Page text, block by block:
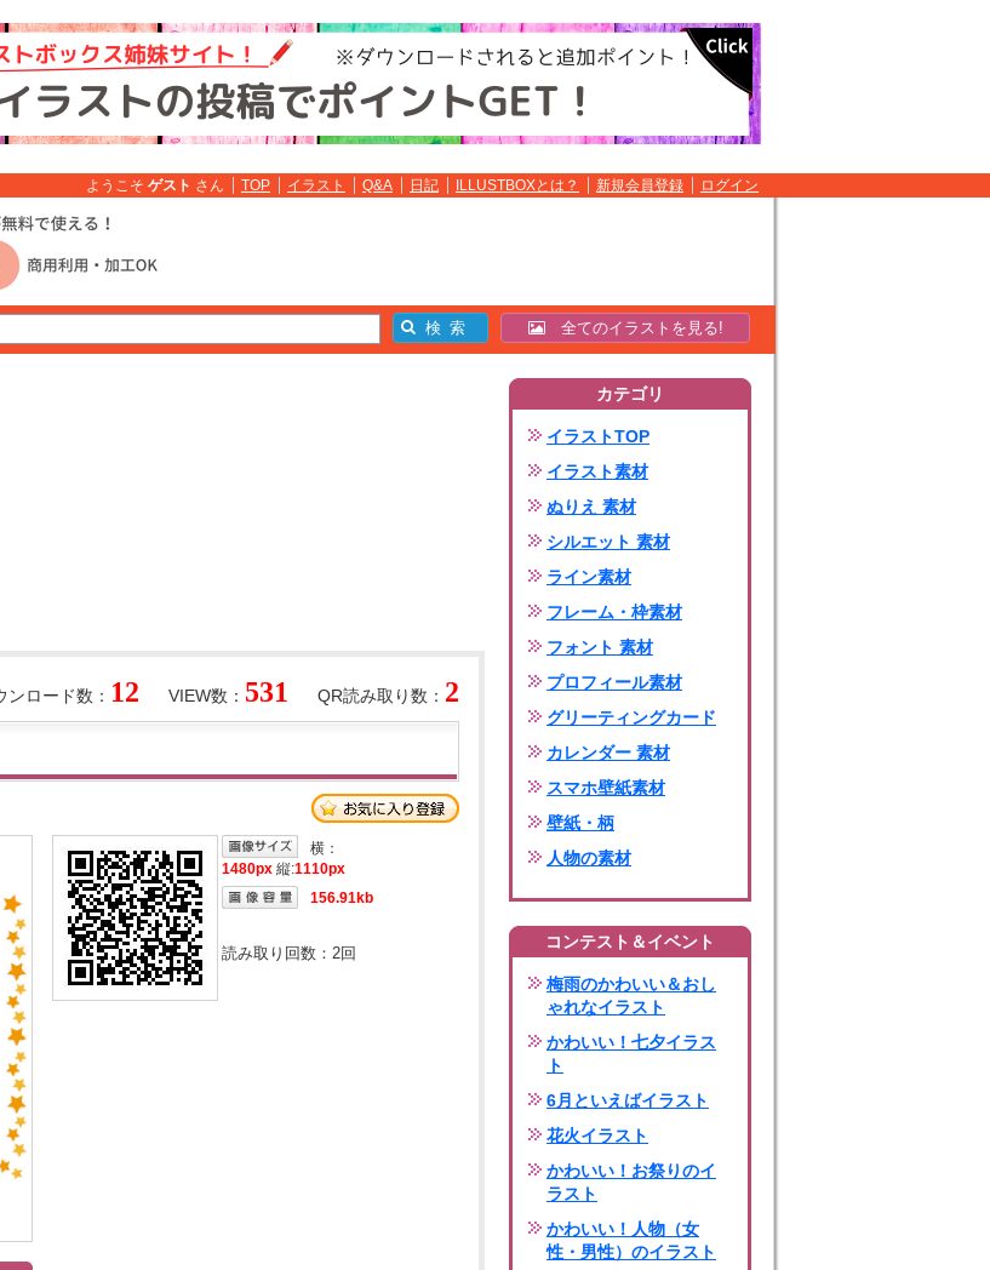
ようこそ ゲスト さん TOP イラスト Q&A 日記 ILLUSTBOXとは？ 新規会員登録 ログイン
全てのイラストを見る!
QR読み取り数： 2
VIEW数： 531
ンロード数： 12
横：
1480px 縦:1110px
156.91kb
読み取り回数： 2回
カテゴリ
イラストTOP
イラスト素材
ぬりえ 素材
シルエット 素材
ライン素材
フレーム・枠素材
フォント 素材
プロフィール素材
グリーティングカード
カレンダー 素材
スマホ壁紙素材
壁紙・柄
人物の素材
コンテスト＆イベント
梅雨のかわいい＆おし
ゃれなイラスト
かわいい！七夕イラス
ト
6月といえばイラスト
花火イラスト
かわいい！お祭りのイ
ラスト
かわいい！人物（女
性・男性）のイラスト